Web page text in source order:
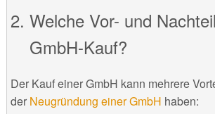
Welche Vor- und
GmbH-Kauf?
Der Kauf einer GmbH kann mehrere
der Neugründung einer GmbH haben: